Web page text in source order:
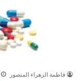
فاطمة الزهراء المنصور